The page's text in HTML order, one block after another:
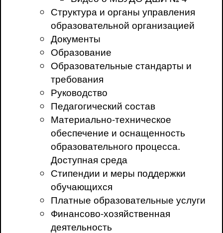
Структура и органы управления
образовательной организацией
Документы
Образование
Образовательные стандарты и
требования
Руководство
Педагогический состав
Материально-техническое
обеспечение и оснащенность
образовательного процесса.
Доступная среда
Стипендии и меры поддержки
обучающихся
Платные образовательные услуги
Финансово-хозяйственная
деятельность